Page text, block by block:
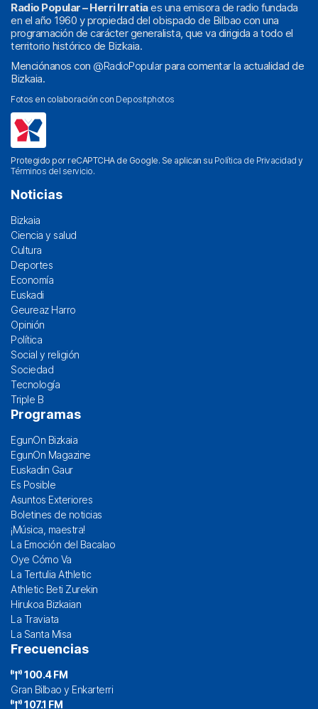
Radio Popular – Herri Irratiaes una emisora de radio fundada
en el año 1960 y propiedad del obispado de Bilbao con una
programación de carácter generalista, que va dirigida a todo el
territorio histórico de Bizkaia.
Menciónanos con @RadioPopularpara comentar la actualidad de
Bizkaia.
Fotos en colaboración con Depositphotos
Protegido por reCAPTCHA de Google. Se aplican su Política de Privacidad y
Términos del servicio.
Noticias
Bizkaia
Ciencia y salud
Cultura
Deportes
Economía
Euskadi
Geureaz Harro
Opinión
Política
Social y religión
Sociedad
Tecnología
Triple B
Programas
EgunOn Bizkaia
EgunOn Magazine
Euskadin Gaur
Es Posible
Asuntos Exteriores
Boletines de noticias
¡Música, maestra!
La Emoción del Bacalao
Oye Cómo Va
La Tertulia Athletic
Athletic Beti Zurekin
Hirukoa Bizkaian
La Traviata
La Santa Misa
Frecuencias
100.4 FM
Gran Bilbao y Enkarterri
107.1 FM